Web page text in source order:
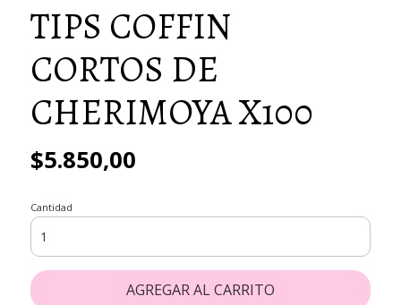
TIPS COFFIN
CORTOS DE
CHERIMOYA X100
$5.850,00
Cantidad
AGREGAR AL CARRITO